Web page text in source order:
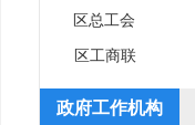
区总工会
区工商联
政府工作机构